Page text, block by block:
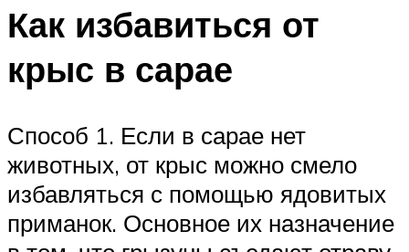
Как избавиться от
крыс в сарае
Способ 1. Если в сарае нет
животных, от крыс можно смело
избавляться с помощью ядовитых
приманок. Основное их назначение